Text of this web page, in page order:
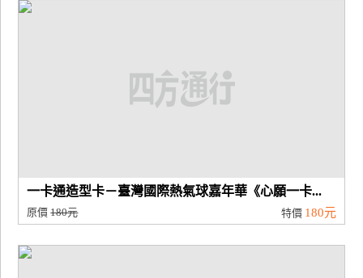
一卡通造型卡－臺灣國際熱氣球嘉年華《心願一卡...
原價180元 特價 180元